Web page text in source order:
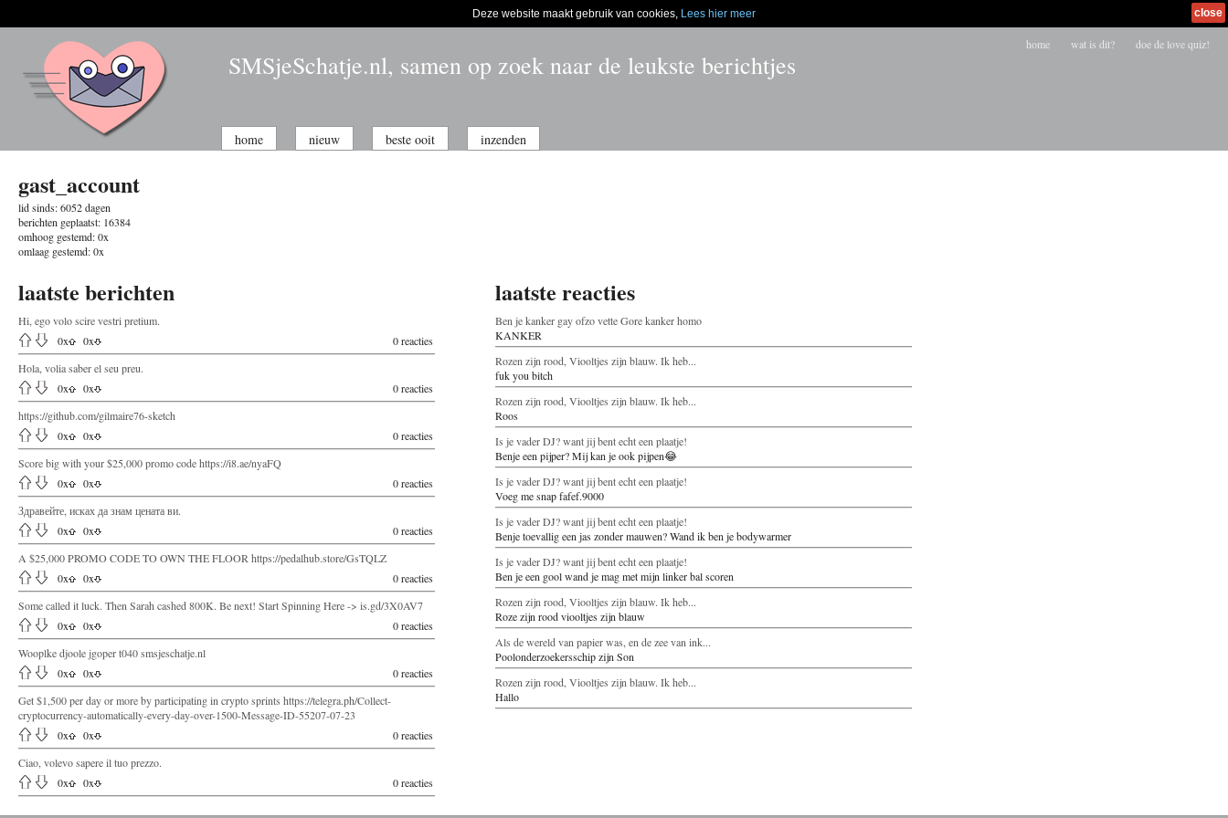
Deze website maakt gebruik van cookies, Lees hier meer close
SMSjeSchatje.nl, samen op zoek naar de leukste berichtjes
home wat is dit? doe de love quiz!
home nieuw beste ooit inzenden
gast_account
lid sinds:6052 dagen
berichten geplaatst: 16384
omhoog gestemd:0x
omlaag gestemd:0x
laatste berichten
Hi, ego volo scire vestri pretium.
0x 0x
0 reacties
Hola, volia saber el seu preu.
0x 0x
0 reacties
https://github.com/gilmaire76-sketch
0x 0x
0 reacties
Score big with your $25,000 promo code https://i8.ae/nyaFQ
0x 0x
0 reacties
Здравейте, исках да знам цената ви.
0x 0x
0 reacties
A $25,000 PROMO CODE TO OWN THE FLOOR https://pedalhub.store/GsTQLZ
0x 0x
0 reacties
Some called it luck. Then Sarah cashed 800K. Be next! Start Spinning Here -> is.gd/3X0AV7
0x 0x
0 reacties
Wooplke djoole jgoper t040 smsjeschatje.nl
0x 0x
0 reacties
Get $1,500 per day or more by participating in crypto sprints https://telegra.ph/Collect-
cryptocurrency-automatically-every-day-over-1500-Message-ID-55207-07-23
0x 0x
0 reacties
Ciao, volevo sapere il tuo prezzo.
0x 0x 0 reacties
laatste reacties
Ben je kanker gay ofzo vette Gore kanker homo
KANKER
Rozen zijn rood, Viooltjes zijn blauw. Ik heb...
fuk you bitch
Rozen zijn rood, Viooltjes zijn blauw. Ik heb...
Roos
Is je vader DJ? want jij bent echt een plaatje!
Benje een pijper? Mij kan je ook pijpen😂
Is je vader DJ? want jij bent echt een plaatje!
Voeg me snap fafef.9000
Is je vader DJ? want jij bent echt een plaatje!
Benje toevallig een jas zonder mauwen? Wand ik ben je bodywarmer
Is je vader DJ? want jij bent echt een plaatje!
Ben je een gool wand je mag met mijn linker bal scoren
Rozen zijn rood, Viooltjes zijn blauw. Ik heb...
Roze zijn rood viooltjes zijn blauw
Als de wereld van papier was, en de zee van ink...
Poolonderzoekersschip zijn Son
Rozen zijn rood, Viooltjes zijn blauw. Ik heb...
Hallo